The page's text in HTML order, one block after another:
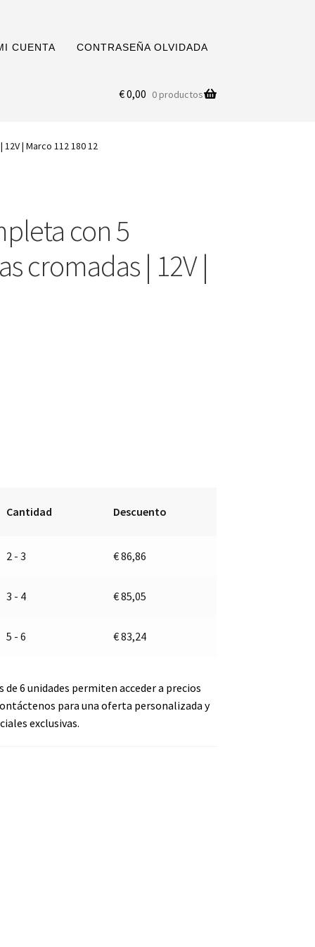
CUENTA CONTRASEÑA OLVIDADA
€0,00 0 productos
| Marco 112 180 12
con 5
cromadas | 12V |
Cantidad Descuento
2 - 3 €86,86
3 - 4 €85,05
5 - 6 €83,24
6 unidades permiten acceder a precios
para una oferta personalizada y
exclusivas.